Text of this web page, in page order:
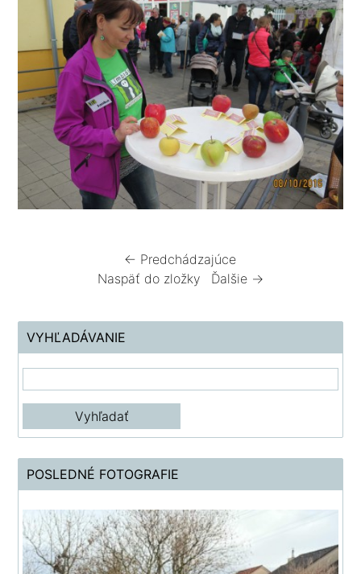
← Predchádzajúce
Naspäť do zložky
Ďalšie →
VYHĽADÁVANIE
POSLEDNÉ FOTOGRAFIE